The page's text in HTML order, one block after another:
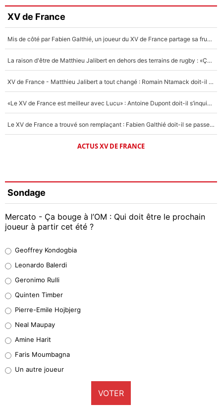
XV de France
Mis de côté par Fabien Galthié, un joueur du XV de France partage sa frustration : «ils ne me l’ont pas dit tout de suite»
La raison d'être de Matthieu Jalibert en dehors des terrains de rugby : «Ça m'atteint autant que si tu touches à un membre de ma famille»
XV de France - Matthieu Jalibert a tout changé : Romain Ntamack doit-il s’inquiéter pour sa place à un an de la Coupe du monde ?
«Le XV de France est meilleur avec Lucu» : Antoine Dupont doit-il s’inquiéter pour sa place ?
Le XV de France a trouvé son remplaçant : Fabien Galthié doit-il se passer d'Antoine Dupont ?
ACTUS XV DE FRANCE
Sondage
Mercato - Ça bouge à l’OM : Qui doit être le prochain
joueur à partir cet été ?
38%
32%
5%
1%
9%
Geoffrey Kondogbia
Leonardo Balerdi
Geronimo Rulli
Quinten Timber
Pierre-Emile Hojbjerg
Neal Maupay
Amine Harit
Faris Moumbagna
Un autre joueur
VOTER